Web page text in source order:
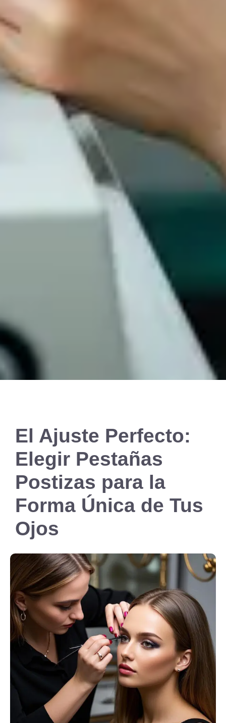
El Ajuste Perfecto:
Elegir Pestañas
Postizas para la
Forma Única de Tus
Ojos